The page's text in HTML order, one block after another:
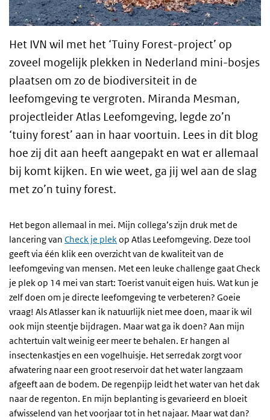
Het IVN wil met het ‘Tuiny Forest-project’ op
zoveel mogelijk plekken in Nederland mini-bosjes
plaatsen om zo de biodiversiteit in de
leefomgeving te vergroten. Miranda Mesman,
projectleider Atlas Leefomgeving, legde zo’n
‘tuiny forest’ aan in haar voortuin. Lees in dit blog
hoe zij dit aan heeft aangepakt en wat er allemaal
bij komt kijken. En wie weet, ga jij wel aan de slag
met zo’n tuiny forest.
Het begon allemaal in mei. Mijn collega’s zijn druk met de
lancering van Check je plekop Atlas Leefomgeving. Deze tool
geeft via één klik een overzicht van de kwaliteit van de
leefomgeving van mensen. Met een leuke challenge gaat Check
je plek op 14 mei van start: Toerist vanuit eigen huis. Wat kun je
zelf doen om je directe leefomgeving te verbeteren? Goeie
vraag! Als Atlasser kan ik natuurlijk niet mee doen, maar ik wil
ook mijn steentje bijdragen. Maar wat ga ik doen? Aan mijn
achtertuin valt weinig eer meer te behalen. Er hangen al
insectenkastjes en een vogelhuisje. Het serredak zorgt voor
afwatering naar een groot reservoir dat het water langzaam
afgeeft aan de bodem. De regenpijp leidt het water van het dak
naar de regenton. En mijn beplanting is gevarieerd en bloeit
afwisselend van het voorjaar tot in het najaar. Maar wat dan?